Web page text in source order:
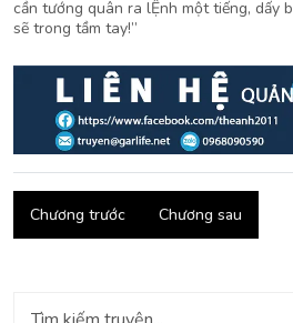
cần tướng quân ra lỆnh một tiếng, dấy
sẽ trong tầm tay!”
Chương trước Chương sau